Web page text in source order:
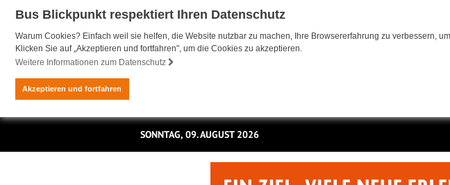
Bus Blickpunkt respektiert Ihren Datenschutz
Warum Cookies? Einfach weil sie helfen, die Website nutzbar zu machen, Ihre Browsererfahrung zu verbessern,
Klicken Sie auf „Akzeptieren und fortfahren", um die Cookies zu akzeptieren.
Weitere Informationen zum Datenschutz
Akzeptieren und fortfahren
SONNTAG, 09. AUGUST 2026